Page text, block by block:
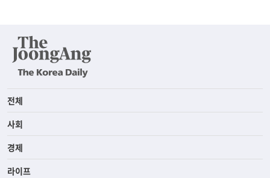
전체
사회
경제
라이프